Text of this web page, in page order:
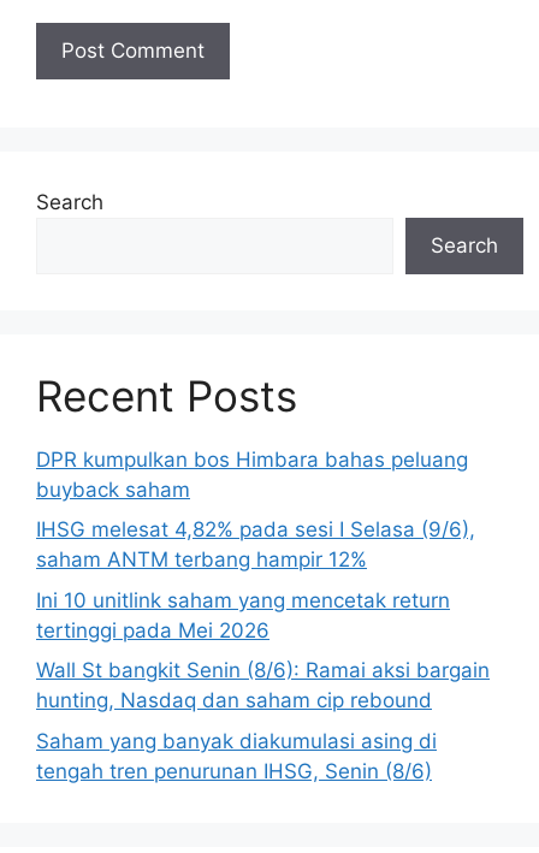
Search
Search
Recent Posts
DPR kumpulkan bos Himbara bahas peluang
buyback saham
IHSG melesat 4,82% pada sesi I Selasa (9/6),
saham ANTM terbang hampir 12%
Ini 10 unitlink saham yang mencetak return
tertinggi pada Mei 2026
Wall St bangkit Senin (8/6): Ramai aksi bargain
hunting, Nasdaq dan saham cip rebound
Saham yang banyak diakumulasi asing di
tengah tren penurunan IHSG, Senin (8/6)